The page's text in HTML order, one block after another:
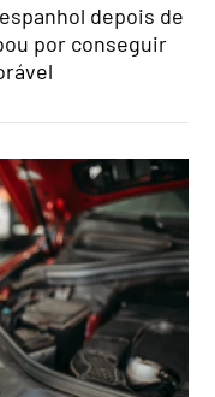
depois de
por conseguir